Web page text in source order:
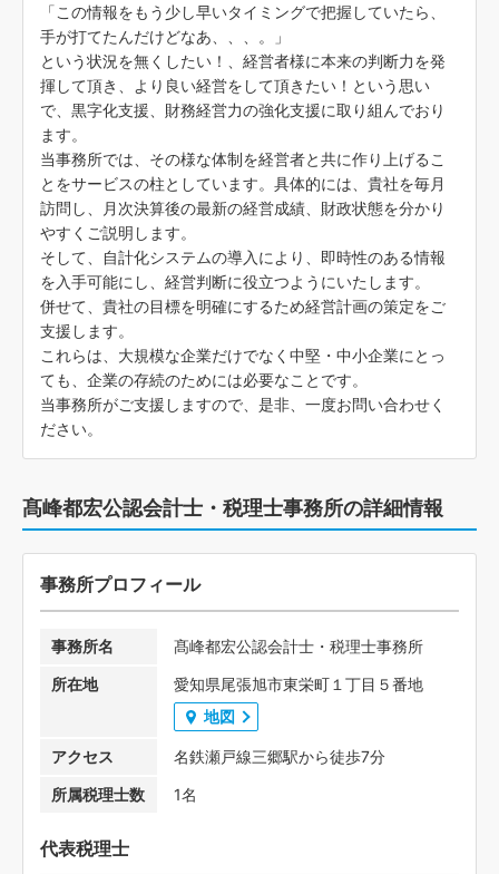
「この情報をもう少し早いタイミングで把握していたら、
手が打てたんだけどなあ、、、。」
という状況を無くしたい！、経営者様に本来の判断力を発
揮して頂き、より良い経営をして頂きたい！という思い
で、黒字化支援、財務経営力の強化支援に取り組んでおり
ます。
当事務所では、その様な体制を経営者と共に作り上げるこ
とをサービスの柱としています。具体的には、貴社を毎月
訪問し、月次決算後の最新の経営成績、財政状態を分かり
やすくご説明します。
そして、自計化システムの導入により、即時性のある情報
を入手可能にし、経営判断に役立つようにいたします。
併せて、貴社の目標を明確にするため経営計画の策定をご
支援します。
これらは、大規模な企業だけでなく中堅・中小企業にとっ
ても、企業の存続のためには必要なことです。
当事務所がご支援しますので、是非、一度お問い合わせく
ださい。
髙峰都宏公認会計士・税理士事務所の詳細情報
事務所プロフィール
事務所名
髙峰都宏公認会計士・税理士事務所
所在地
愛知県尾張旭市東栄町１丁目５番地
地図
アクセス
名鉄瀬戸線三郷駅から徒歩7分
所属税理士数
1名
代表税理士